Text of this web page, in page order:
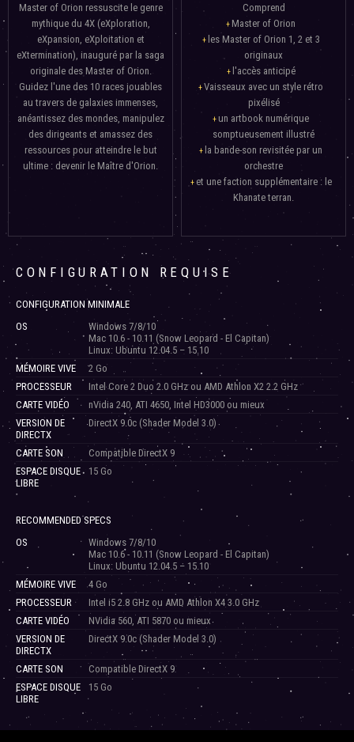
Master of Orion ressuscite le genre
mythique du 4X (eXploration,
eXpansion, eXploitation et
eXtermination), inauguré par la saga
originale des Master of Orion.
Guidez l'une des 10 races jouables
au travers de galaxies immenses,
anéantissez des mondes, manipulez
des dirigeants et amassez des
ressources pour atteindre le but
ultime : devenir le Maître d'Orion.
Comprend
Master of Orion
les Master of Orion 1, 2 et 3
originaux
l'accès anticipé
Vaisseaux avec un style rétro
pixélisé
un artbook numérique
somptueusement illustré
la bande-son revisitée par un
orchestre
et une faction supplémentaire : le
Khanate terran.
CONFIGURATION REQUISE
CONFIGURATION MINIMALE
OS
Windows 7/8/10
Mac 10.6 - 10.11 (Snow Leopard - El Capitan)
Linux: Ubuntu 12.04.5 – 15.10
MÉMOIRE VIVE
2 Go
PROCESSEUR
Intel Core 2 Duo 2.0 GHz ou AMD Athlon X2 2.2 GHz
CARTE VIDÉO
nVidia 240, ATI 4650, Intel HD3000 ou mieux
VERSION DE
DIRECTX
DirectX 9.0c (Shader Model 3.0)
CARTE SON
Compatible DirectX 9
ESPACE DISQUE
LIBRE
15 Go
RECOMMENDED SPECS
OS
Windows 7/8/10
Mac 10.6 - 10.11 (Snow Leopard - El Capitan)
Linux: Ubuntu 12.04.5 – 15.10
MÉMOIRE VIVE
4 Go
PROCESSEUR
Intel i5 2.8 GHz ou AMD Athlon X4 3.0 GHz
CARTE VIDÉO
NVidia 560, ATI 5870 ou mieux
VERSION DE
DIRECTX
DirectX 9.0c (Shader Model 3.0)
CARTE SON
Compatible DirectX 9
ESPACE DISQUE
LIBRE
15 Go